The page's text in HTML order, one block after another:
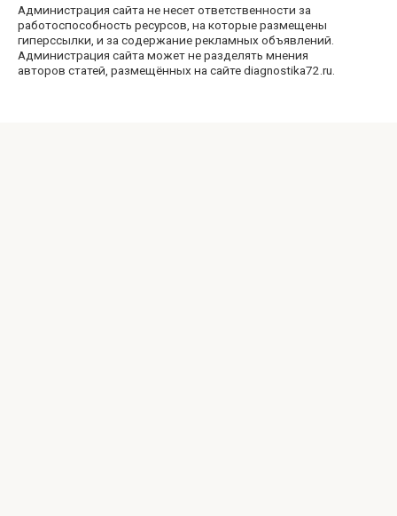
Администрация сайта не несет ответственности за
работоспособность ресурсов, на которые размещены
гиперссылки, и за содержание рекламных объявлений.
Администрация сайта может не разделять мнения
авторов статей, размещённых на сайте diagnostika72.ru.